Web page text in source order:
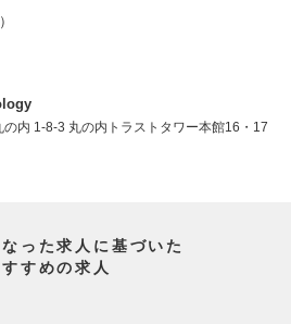
内 1-8-3 丸の内トラストタワー本館16・17
った求人に基づいた
すめの求人